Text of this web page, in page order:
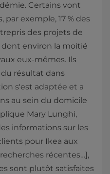
Certains vont
par exemple, 17 % des
des projets de
environ la moitié
eux-mêmes. Ils
résultat dans
s'est adaptée et a
au sein du domicile
Mary Lunghi,
informations sur les
pour Ikea aux
récentes…],
sont plutôt satisfaites